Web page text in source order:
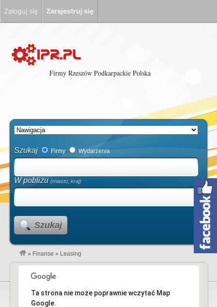
Firmy Rzeszów Podkarpackie Polska
Szukaj Firmy Wydarzenia
W pobliżu (miasto, kraj)
Szukaj
» Finanse » Leasing
Ta strona nie może poprawnie wczytać Map
Google.
Zaloguj się Zarejestruj się